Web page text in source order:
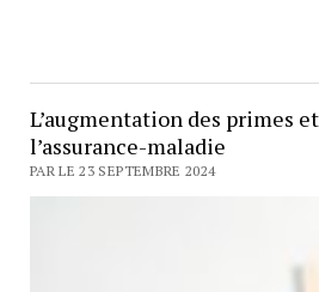
L’augmentation des primes
l’assurance-maladie
PAR LE 23 SEPTEMBRE 2024